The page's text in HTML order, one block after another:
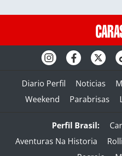
Diario Perfil Noticias
Weekend
Parabrisas
Perfil Brasil:
Aventuras Na Historia